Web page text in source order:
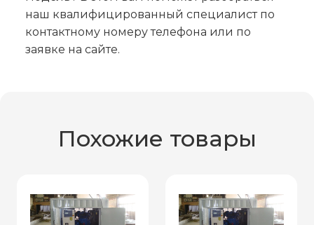
наш квалифицированный специалист по
контактному номеру телефона или по
заявке на сайте.
Похожие товары